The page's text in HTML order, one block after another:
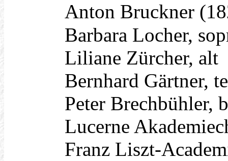
Anton Bruckner
Barbara Locher,
Liliane Zürcher, alt
Bernhard Gärtner,
Peter Brechbühler,
Lucerne
Franz Liszt-